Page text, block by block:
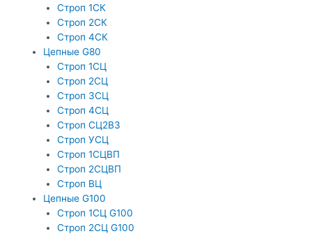
Строп 1СК
Строп 2СК
Строп 4СК
Цепные G80
Строп 1СЦ
Строп 2СЦ
Строп 3СЦ
Строп 4СЦ
Строп СЦ2В3
Строп УСЦ
Строп 1СЦВП
Строп 2СЦВП
Строп ВЦ
Цепные G100
Строп 1СЦ G100
Строп 2СЦ G100